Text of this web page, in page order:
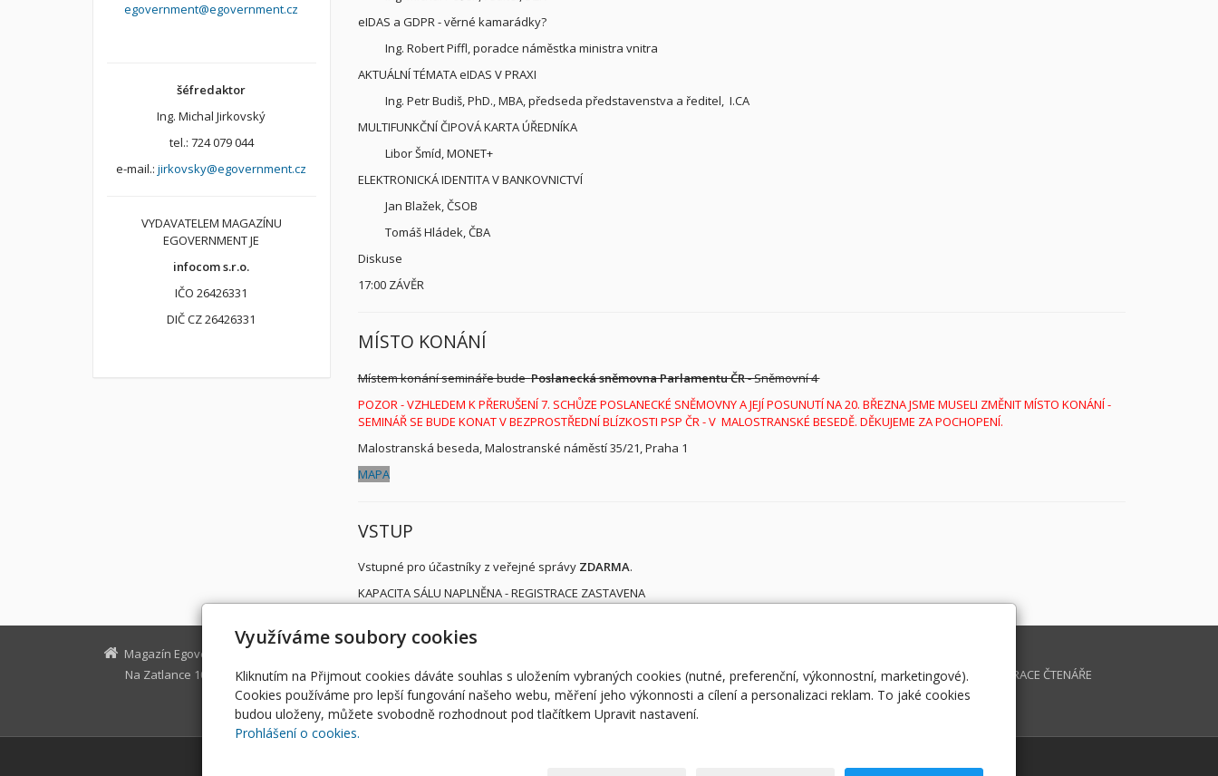
eIDAS a GDPR - věrné kamarádky?
Ing. Robert Piffl, poradce náměstka ministra vnitra
AKTUÁLNÍ TÉMATA eIDAS V PRAXI
Ing. Petr Budiš, PhD., MBA, předseda představenstva a ředitel, I.CA
MULTIFUNKČNÍ ČIPOVÁ KARTA ÚŘEDNÍKA
Libor Šmíd, MONET+
ELEKTRONICKÁ IDENTITA V BANKOVNICTVÍ
Jan Blažek, ČSOB
Tomáš Hládek, ČBA
Diskuse
17:00 ZÁVĚR
MÍSTO KONÁNÍ
Místem konání semináře budePoslanecká sněmovna Parlamentu ČR- Sněmovní 4
POZOR - VZHLEDEM K PŘERUŠENÍ 7. SCHŮZE POSLANECKÉ SNĚMOVNY A JEJÍ POSUNUTÍ NA 20. BŘEZNA JSME MUSELI ZMĚNIT MÍSTO KONÁNÍ -
SEMINÁŘ SE BUDE KONAT V BEZPROSTŘEDNÍ BLÍZKOSTI PSP ČR - V MALOSTRANSKÉ BESEDĚ. DĚKUJEME ZA POCHOPENÍ.
Malostranská beseda, Malostranské náměstí 35/21, Praha 1
MAPA
VSTUP
Vstupné pro účastníky z veřejné správy ZDARMA.
KAPACITA SÁLU NAPLNĚNA - REGISTRACE ZASTAVENA
egovernment@egovernment.cz
šéfredaktor
Ing. Michal Jirkovský
tel.: 724 079 044
e-mail.:jirkovsky@egovernment.cz
VYDAVATELEM MAGAZÍNU
EGOVERNMENT JE
infocom s.r.o.
IČO 26426331
DIČ CZ 26426331
Magazín Egovernment
Na Zatlance 10, Praha 5
egovernment@egovernment.cz
STUDIO
JIHLAVA
eOSOBNOST
MIKULOV
EGOVERNMENT THE BEST
REGISTRACE ČTENÁŘE
Využíváme soubory cookies
Kliknutím na Přijmout cookies dáváte souhlas s uložením vybraných cookies (nutné, preferenční, výkonnostní, marketingové).
Cookies používáme pro lepší fungování našeho webu, měření jeho výkonnosti a cílení a personalizaci reklam. To jaké cookies
budou uloženy, můžete svobodně rozhodnout pod tlačítkem Upravit nastavení.
Prohlášení o cookies.